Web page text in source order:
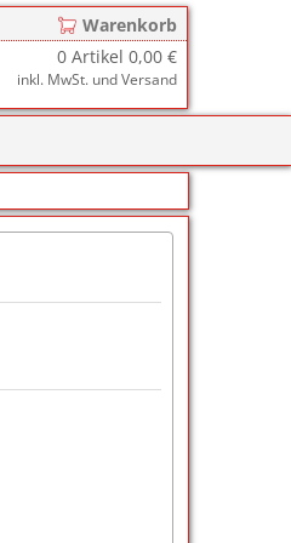
Warenkorb
0Artikel 0,00 €
inkl. MwSt. und Versand